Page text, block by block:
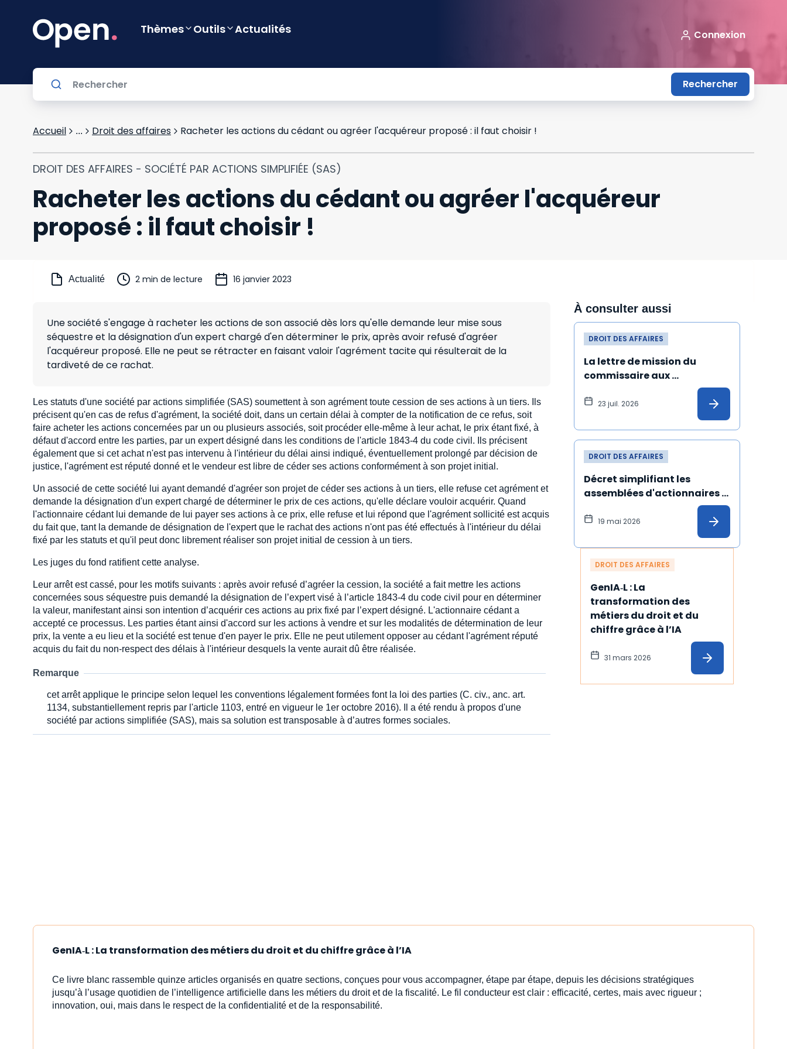
Thèmes Outils Actualités Connexion
Rechercher
Accueil ... Droit des affaires Racheter les actions du cédant ou agréer l'acquéreur proposé : il faut choisir !
DROIT DES AFFAIRES - SOCIÉTÉ PAR ACTIONS SIMPLIFIÉE (SAS)
Racheter les actions du cédant ou agréer l'acquéreur
proposé : il faut choisir !
Actualité 2 min de lecture 16 janvier 2023
Une société s'engage à racheter les actions de son associé dès lors qu'elle demande leur mise sous
séquestre et la désignation d'un expert chargé d'en déterminer le prix, après avoir refusé d'agréer
l'acquéreur proposé. Elle ne peut se rétracter en faisant valoir l'agrément tacite qui résulterait de la
tardiveté de ce rachat.
Les statuts d'une société par actions simplifiée (SAS) soumettent à son agrément toute cession de ses actions à un tiers. Ils
précisent qu'en cas de refus d'agrément, la société doit, dans un certain délai à compter de la notification de ce refus, soit
faire acheter les actions concernées par un ou plusieurs associés, soit procéder elle-même à leur achat, le prix étant fixé, à
défaut d'accord entre les parties, par un expert désigné dans les conditions de l'article 1843-4 du code civil. Ils précisent
également que si cet achat n'est pas intervenu à l'intérieur du délai ainsi indiqué, éventuellement prolongé par décision de
justice, l'agrément est réputé donné et le vendeur est libre de céder ses actions conformément à son projet initial.
Un associé de cette société lui ayant demandé d'agréer son projet de céder ses actions à un tiers, elle refuse cet agrément et
demande la désignation d'un expert chargé de déterminer le prix de ces actions, qu'elle déclare vouloir acquérir. Quand
l'actionnaire cédant lui demande de lui payer ses actions à ce prix, elle refuse et lui répond que l'agrément sollicité est acquis
du fait que, tant la demande de désignation de l'expert que le rachat des actions n'ont pas été effectués à l'intérieur du délai
fixé par les statuts et qu'il peut donc librement réaliser son projet initial de cession à un tiers.
Les juges du fond ratifient cette analyse.
Leur arrêt est cassé, pour les motifs suivants : après avoir refusé d’agréer la cession, la société a fait mettre les actions
concernées sous séquestre puis demandé la désignation de l’expert visé à l’article 1843-4 du code civil pour en déterminer
la valeur, manifestant ainsi son intention d’acquérir ces actions au prix fixé par l’expert désigné. L'actionnaire cédant a
accepté ce processus. Les parties étant ainsi d'accord sur les actions à vendre et sur les modalités de détermination de leur
prix, la vente a eu lieu et la société est tenue d'en payer le prix. Elle ne peut utilement opposer au cédant l'agrément réputé
acquis du fait du non-respect des délais à l'intérieur desquels la vente aurait dû être réalisée.
Remarque
cet arrêt applique le principe selon lequel les conventions légalement formées font la loi des parties (C. civ., anc. art.
1134, substantiellement repris par l'article 1103, entré en vigueur le 1er octobre 2016). Il a été rendu à propos d'une
société par actions simplifiée (SAS), mais sa solution est transposable à d’autres formes sociales.
À consulter aussi
DROIT DES AFFAIRES
La lettre de mission du
commissaire aux
apports désigné malgré
une incompatibilité peut
23 juil. 2026
DROIT DES AFFAIRES
Décret simplifiant les
assemblées d'actionnaires :
les précisions de l'Ansa
19 mai 2026
DROIT DES AFFAIRES
GenIA‑L : La
transformation des
métiers du droit et du
chiffre grâce à l’IA
31 mars 2026
GenIA‑L : La transformation des métiers du droit et du chiffre grâce à l’IA
Ce livre blanc rassemble quinze articles organisés en quatre sections, conçues pour vous accompagner, étape par étape, depuis les décisions stratégiques
jusqu’à l’usage quotidien de l’intelligence artificielle dans les métiers du droit et de la fiscalité. Le fil conducteur est clair : efficacité, certes, mais avec rigueur ;
innovation, oui, mais dans le respect de la confidentialité et de la responsabilité.